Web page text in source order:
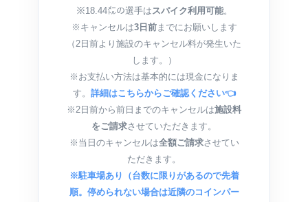
※18.44㍍の選手は スパイク利用可能。
※キャンセルは3日前までにお願いします
（2日前より施設のキャンセル料が発生いた
します。）
※お支払い方法は基本的には現金になりま
す。 詳細はこちらからご確認ください👈
※2日前から前日までのキャンセルは施設料
をご請求させていただきます。
※当日のキャンセルは全額ご請求させてい
ただきます。
※駐車場あり（台数に限りがあるので先着
順。停められない場合は近隣のコインパー